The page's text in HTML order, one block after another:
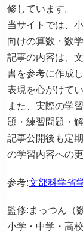
修しています。
当サイトでは、
向けの算数・数
記事の内容は、
書を参考に作成
表現を心がけてい
また、実際の学
題・練習問題・
記事公開後も定
の学習内容への
参考:文部科学省
監修:まっつん（
小学・中学・高